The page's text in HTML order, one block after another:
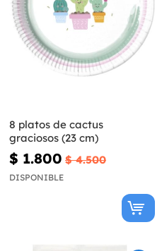
8 platos de cactus
graciosos (23 cm)
$ 1.800 $ 4.500
DISPONIBLE